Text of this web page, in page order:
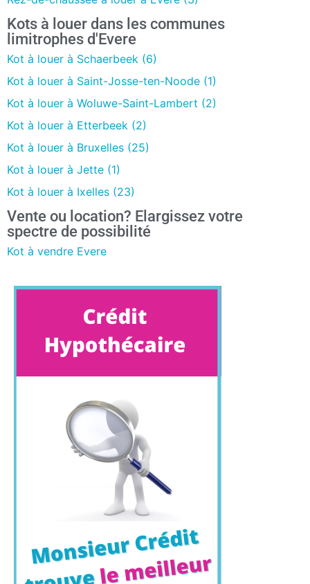
Kots à louer dans les communes
limitrophes d'Evere
Kot à louer à Schaerbeek (6)
Kot à louer à Saint-Josse-ten-Noode (1)
Kot à louer à Woluwe-Saint-Lambert (2)
Kot à louer à Etterbeek (2)
Kot à louer à Bruxelles (25)
Kot à louer à Jette (1)
Kot à louer à Ixelles (23)
Vente ou location? Elargissez votre
spectre de possibilité
Kot à vendre Evere